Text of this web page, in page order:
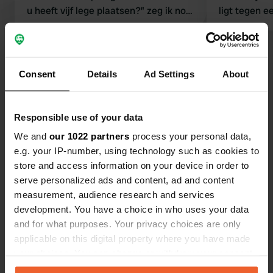
Consent Details Ad Settings About
Responsible use of your data
We and our 1022 partners process your personal data,
e.g. your IP-number, using technology such as cookies to
store and access information on your device in order to
serve personalized ads and content, ad and content
measurement, audience research and services
development. You have a choice in who uses your data
and for what purposes. Your privacy choices are only
applicable on this digital property where you have made
any time from the Cookie Declaration or by clicking on
u heeft vijf lege plaatsen?” zeg ik nog.
en ze antwoordt: “Dat klopt, maar de
ligt tegen
doen is
Contact
Locatie
Railway Road
HG2 8NZ, Harrogate, Verenigd Koninkrijk
Coördinaten